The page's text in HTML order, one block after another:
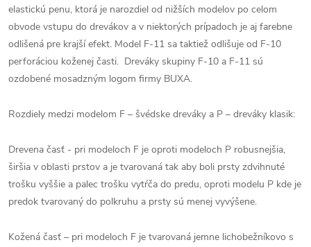
elastickú penu, ktorá je narozdiel od nižších modelov po celom
obvode vstupu do drevákov a v niektorých prípadoch je aj farebne
odlišená pre krajší efekt. Model F-11 sa taktiež odlišuje od F-10
perforáciou koženej časti. Dreváky skupiny F-10 a F-11 sú
ozdobené mosadzným logom firmy BUXA.
Rozdiely medzi modelom F – švédske dreváky a P – dreváky klasik:
Drevena časť - pri modeloch F je oproti modeloch P robusnejšia,
širšia v oblasti prstov a je tvarovaná tak aby boli prsty zdvihnuté
trošku vyššie a palec trošku vytŕča do predu, oproti modelu P kde je
predok tvarovaný do polkruhu a prsty sú menej vyvýšene.
Kožená časť – pri modeloch F je tvarovaná jemne lichobežníkovo s